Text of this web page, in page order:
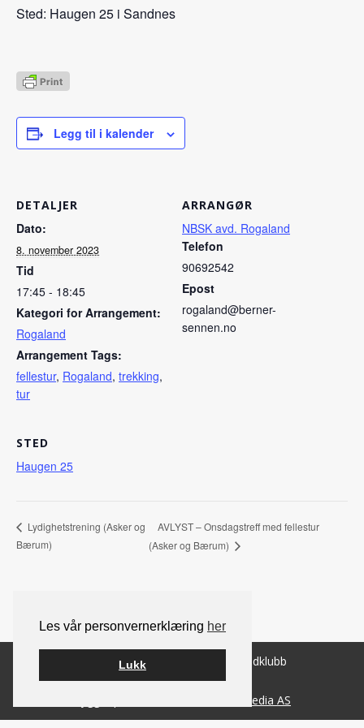
Les vår personvernerklæring her
Lukk
Sted: Haugen 25 i Sandnes
Legg til i kalender
DETALJER
Dato:
8. november 2023
Tid
17:45 - 18:45
Kategori for Arrangement:
Rogaland
Arrangement Tags:
fellestur, Rogaland, trekking,
tur
ARRANGØR
NBSK avd. Rogaland
Telefon
90692542
Epost
rogaland@berner-
sennen.no
STED
Haugen 25
Lydighetstrening (Asker og
Bærum)
AVLYST – Onsdagstreff med fellestur
(Asker og Bærum)
© 2026 Norsk Berner Sennenhundklubb
Smart Media AS